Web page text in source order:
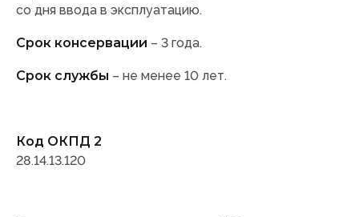
со дня ввода в эксплуатацию.
Срок консервации – 3 года.
Срок службы – не менее 10 лет.
Код ОКПД 2
28.14.13.120